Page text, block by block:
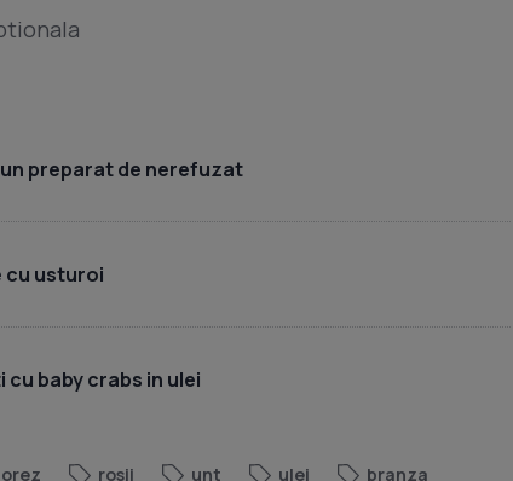
preparat de nerefuzat
cu usturoi
baby crabs in ulei
orez rosii unt ulei branza